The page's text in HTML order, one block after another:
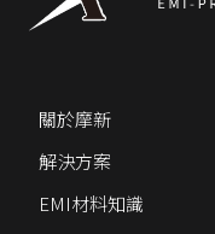
關於摩新
解決方案
EMI材料知識